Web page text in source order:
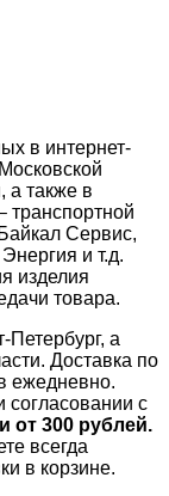
в интернет-
а также в
транспортной
Сервис,
и т.д.
изделия
товара.
Петербург, а
Доставка по
ежедневно.
с
от 300 рублей.
всегда
в корзине.